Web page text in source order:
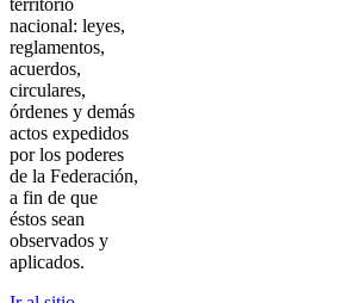
territorio
nacional: leyes,
reglamentos,
acuerdos,
circulares,
órdenes y demás
actos expedidos
por los poderes
de la Federación,
a fin de que
éstos sean
observados y
aplicados.